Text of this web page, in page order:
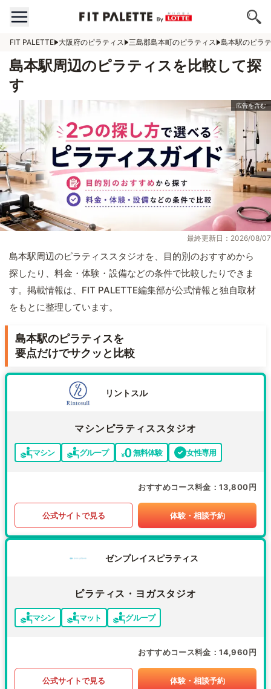
FIT PALETTE 大阪府のピラティス 三島郡島本町のピラティス 島本駅のピラ
島本駅周辺のピラティスを比較して探
す
最終更新日：2026/08/07
島本駅周辺のピラティススタジオを、目的別のおすすめから
探したり、料金・体験・設備などの条件で比較したりできま
す。掲載情報は、FIT PALETTE編集部が公式情報と独自取材
をもとに整理しています。
島本駅のピラティスを
要点だけでサクッと比較
リントスル
マシンピラティススタジオ
マシン グループ 無料体験 女性専用
おすすめコース料金 13,800円
公式サイトで見る 体験・相談予約
ゼンプレイスピラティス
ピラティス・ヨガスタジオ
マシン マット グループ
おすすめコース料金 14,960円
公式サイトで見る 体験・相談予約